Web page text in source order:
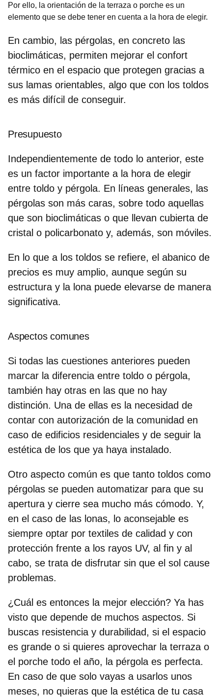
Por ello, la orientación de la terraza o porche es un
elemento que se debe tener en cuenta a la hora de elegir.
En cambio, las pérgolas, en concreto las
bioclimáticas, permiten mejorar el confort
térmico en el espacio que protegen gracias a
sus lamas orientables, algo que con los toldos
es más difícil de conseguir.
Presupuesto
Independientemente de todo lo anterior, este
es un factor importante a la hora de elegir
entre toldo y pérgola. En líneas generales, las
pérgolas son más caras, sobre todo aquellas
que son bioclimáticas o que llevan cubierta de
cristal o policarbonato y, además, son móviles.
En lo que a los toldos se refiere, el abanico de
precios es muy amplio, aunque según su
estructura y la lona puede elevarse de manera
significativa.
Aspectos comunes
Si todas las cuestiones anteriores pueden
marcar la diferencia entre toldo o pérgola,
también hay otras en las que no hay
distinción. Una de ellas es la necesidad de
contar con autorización de la comunidad en
caso de edificios residenciales y de seguir la
estética de los que ya haya instalado.
Otro aspecto común es que tanto toldos como
pérgolas se pueden automatizar para que su
apertura y cierre sea mucho más cómodo. Y,
en el caso de las lonas, lo aconsejable es
siempre optar por textiles de calidad y con
protección frente a los rayos UV, al fin y al
cabo, se trata de disfrutar sin que el sol cause
problemas.
¿Cuál es entonces la mejor elección? Ya has
visto que depende de muchos aspectos. Si
buscas resistencia y durabilidad, si el espacio
es grande o si quieres aprovechar la terraza o
el porche todo el año, la pérgola es perfecta.
En caso de que solo vayas a usarlos unos
meses, no quieras que la estética de tu casa